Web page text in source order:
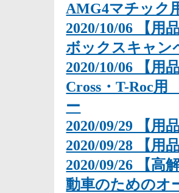
AMG4マチック
2020/10/06 【用
ボックスキャン
2020/10/06 【用
Cross・T-Roc
ー
2020/09/29 【用
2020/09/28 【用
2020/09/26 【高
動車のためのオ